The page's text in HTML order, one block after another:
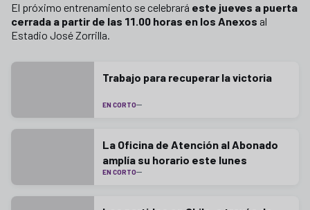
El próximo entrenamiento se celebrará este jueves a puerta
cerrada a partir de las 11.00 horas en los Anexos al
Estadio José Zorrilla.
Trabajo para recuperar la victoria
EN CORTO
La Oficina de Atención al Abonado
amplía su horario este lunes
EN CORTO